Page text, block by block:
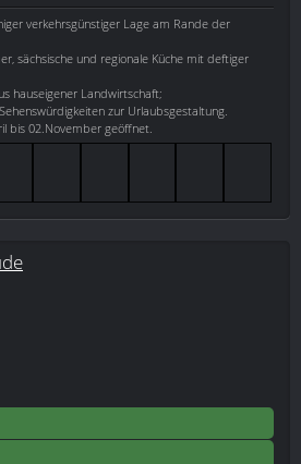
verkehrsgünstiger Lage am Rande der
sächsische und regionale Küche mit deftiger
hauseigener Landwirtschaft;
zur Urlaubsgestaltung.
bis 02.November geöffnet.